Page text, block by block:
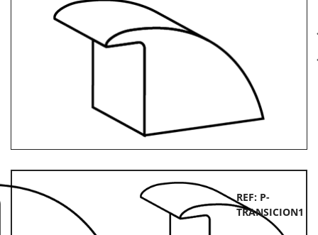
REF: P-
TRANSICION1